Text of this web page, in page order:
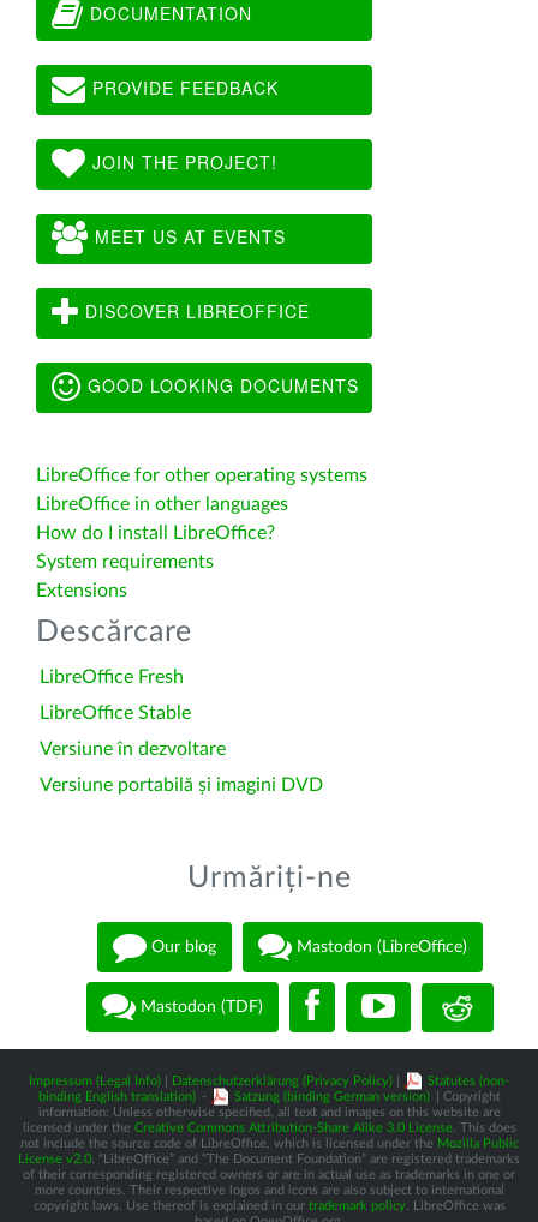
DOCUMENTATION
PROVIDE FEEDBACK
JOIN THE PROJECT!
MEET US AT EVENTS
DISCOVER LIBREOFFICE
GOOD LOOKING DOCUMENTS
LibreOffice for other operating systems
LibreOffice in other languages
How do I install LibreOffice?
System requirements
Extensions
Descărcare
LibreOffice Fresh
LibreOffice Stable
Versiune în dezvoltare
Versiune portabilă și imagini DVD
Urmăriți-ne
Our blog Mastodon (LibreOffice)
Mastodon (TDF)
Impressum (Legal Info) Datenschutzerklärung (Privacy Policy)
Statutes (non-
binding English translation) - Satzung (binding German version)
| Copyright
information: Unless otherwise specified, all text and images on this website are
licensed under the Creative Commons Attribution-Share Alike 3.0 License. This does
not include the source code of LibreOffice, which is licensed under the Mozilla Public
License v2.0 . “LibreOffice” and “The Document Foundation” are registered trademarks
of their corresponding registered owners or are in actual use as trademarks in one or
more countries. Their respective logos and icons are also subject to international
copyright laws. Use thereof is explained in our trademark policy. LibreOffice was